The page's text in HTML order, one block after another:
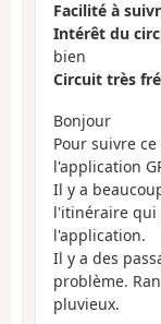
Facilité à
Intérêt du
bien
Circuit très
Bonjour
Pour suivre
l'application
Il y a
l'itinéraire qui
l'application.
Il y a des
problème.
pluvieux.